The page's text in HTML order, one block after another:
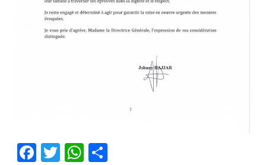
Facebook
Twitter
WhatsApp